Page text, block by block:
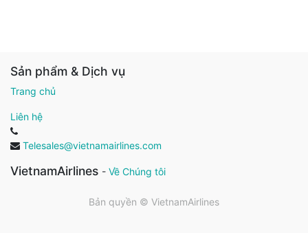
Sản phẩm & Dịch vụ
Trang chủ
Liên hệ
Telesales@vietnamairlines.com
VietnamAirlines - Về Chúng tôi
Bản quyền © VietnamAirlines